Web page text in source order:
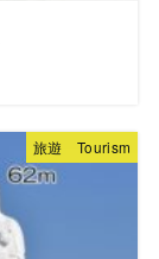
旅遊 Tourism